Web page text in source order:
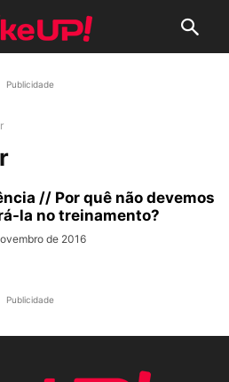
Publicidade
// Por quê não devemos
la no treinamento?
de 2016
Publicidade